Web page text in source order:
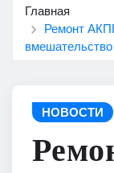
Главная
Ремонт
НОВОСТИ